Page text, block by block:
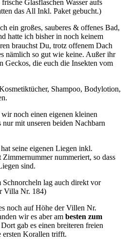
Glasflaschen Wasser aufs
das All Inkl. Paket gebucht.)
ein großes, sauberes & offenes Bad,
hatte ich bisher in noch keinem
brauchst Du, trotz offenem Dach
nämlich so gut wie keine. Außer ihr
Geckos, die euch die Insekten vom
Shampoo, Bodylotion,
noch einen eigenen kleinen
mit unseren beiden Nachbarn
seine eigenen Liegen inkl.
nummeriert, so dass
sind.
Schnorcheln lag auch direkt vor
Villa Nr. 184)
noch auf Höhe der Villen Nr.
wir es aber am besten zum
Dort gab es einen breiteren freien
ersten Korallen trifft.